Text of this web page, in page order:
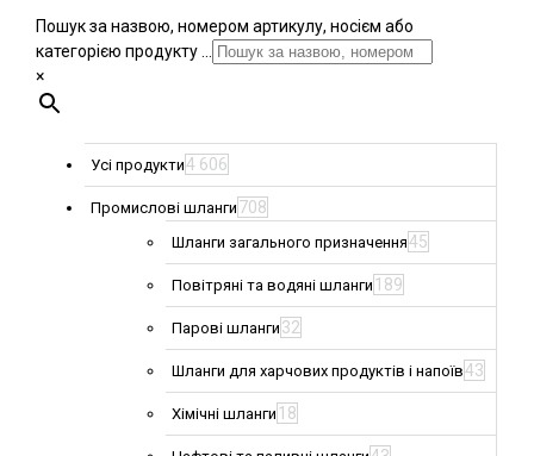
Пошук за назвою, номером артикулу, носієм або
категорією продукту ...
×
Усі продукти4 606
Промислові шланги 708
Шланги загального призначення45
Повітряні та водяні шланги 189
Парові шланги 32
Шланги для харчових продуктів і напоїв43
Хімічні шланги 18